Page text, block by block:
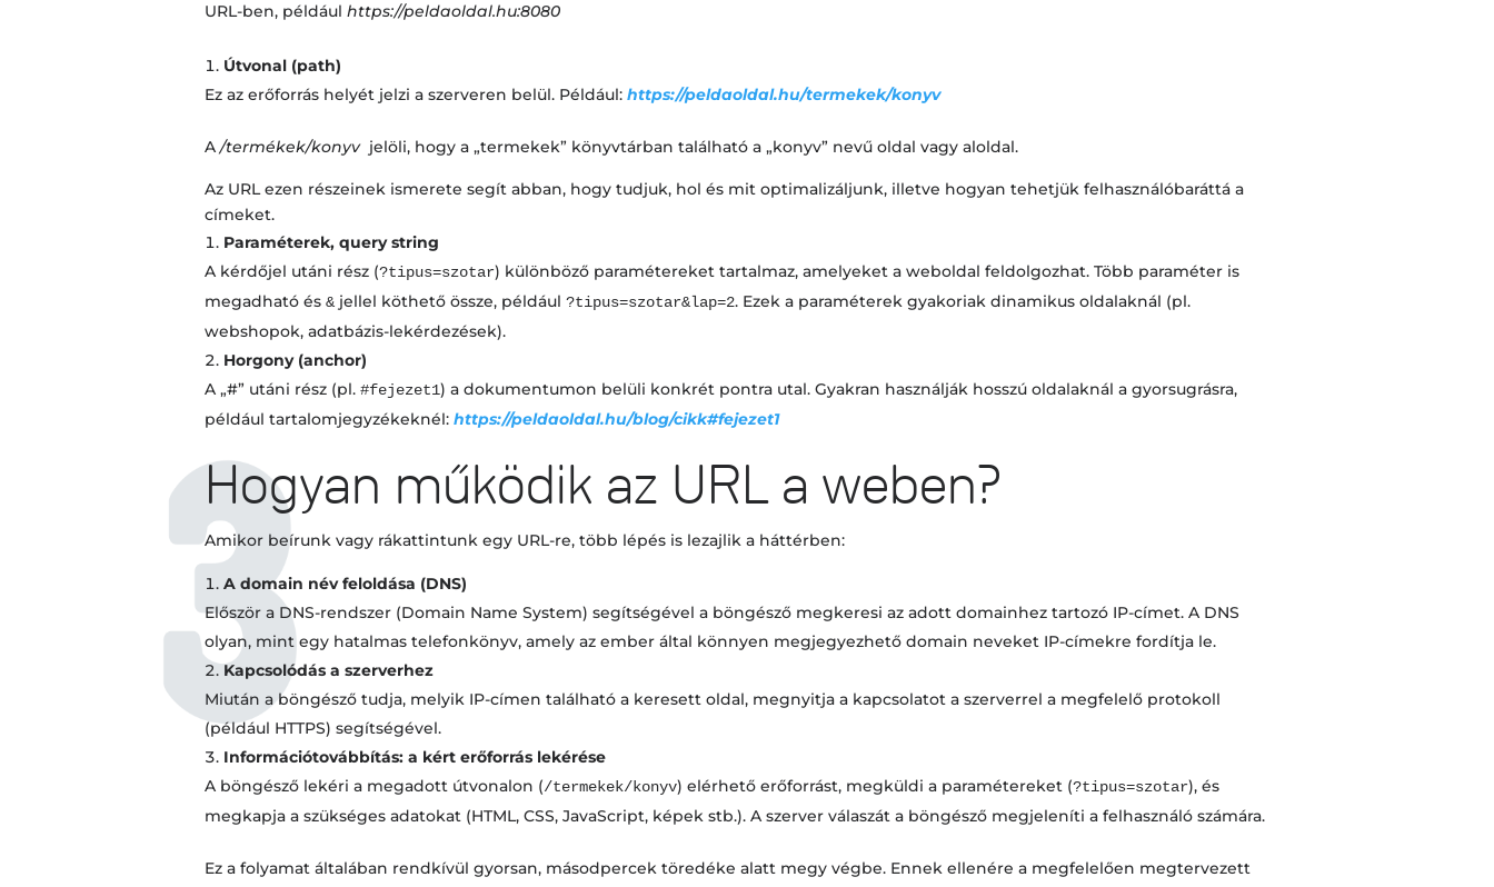
URL-ben, például https://peldaoldal.hu:8080
Útvonal (path)
Ez az erőforrás helyét jelzi a szerveren belül. Például:https://peldaoldal.hu/termekek/konyv
A/termékek/konyvjelöli, hogy a „termekek” könyvtárban található a „konyv” nevű oldal vagy aloldal.
Az URL ezen részeinek ismerete segít abban, hogy tudjuk, hol és mit optimalizáljunk, illetve hogyan tehetjük felhasználóbaráttá a
címeket.
Paraméterek, query string
A kérdőjel utáni rész (?tipus=szotar) különböző paramétereket tartalmaz, amelyeket a weboldal feldolgozhat. Több paraméter is
megadható és& jellel köthető össze, például?tipus=szotar&lap=2. Ezek a paraméterek gyakoriak dinamikus oldalaknál (pl.
webshopok, adatbázis-lekérdezések).
Horgony (anchor)
A „#” utáni rész (pl.#fejezet1) a dokumentumon belüli konkrét pontra utal. Gyakran használják hosszú oldalaknál a gyorsugrásra,
például tartalomjegyzékeknél:https://peldaoldal.hu/blog/cikk#fejezet1
Hogyan működik az URL a weben?
Amikor beírunk vagy rákattintunk egy URL-re, több lépés is lezajlik a háttérben:
A domain név feloldása (DNS)
Először a DNS-rendszer (Domain Name System) segítségével a böngésző megkeresi az adott domainhez tartozó IP-címet. A DNS
olyan, mint egy hatalmas telefonkönyv, amely az ember által könnyen megjegyezhető domain neveket IP-címekre fordítja le.
Kapcsolódás a szerverhez
Miután a böngésző tudja, melyik IP-címen található a keresett oldal, megnyitja a kapcsolatot a szerverrel a megfelelő protokoll
(például HTTPS) segítségével.
Információtovábbítás: a kért erőforrás lekérése
A böngésző lekéri a megadott útvonalon (/termekek/konyv) elérhető erőforrást, megküldi a paramétereket (?tipus=szotar), és
megkapja a szükséges adatokat (HTML, CSS, JavaScript, képek stb.). A szerver válaszát a böngésző megjeleníti a felhasználó számára.
Ez a folyamat általában rendkívül gyorsan, másodpercek töredéke alatt megy végbe. Ennek ellenére a megfelelően megtervezett